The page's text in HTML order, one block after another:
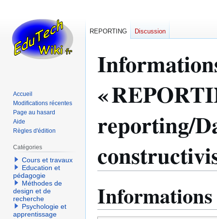
«
reporting/
Informations
REPORTING Discussion
Accueil
Modifications récentes
Page au hasard
Aide
Règles d'édition
Catégories
Cours et travaux
Education et
pédagogie
Méthodes de
design et de
recherche
Psychologie et
apprentissage